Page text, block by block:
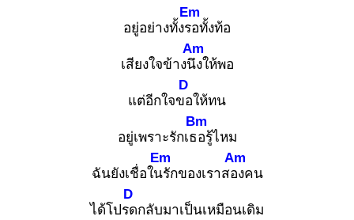
อยู่อย่างทั้งรอ
Em
ทั้งท้อ
เสียงใจข้างนึง
Am
ให้พอ
แต่อีกใจขอ
D
ให้ทน
อยู่เพราะรักเธอ
Bm
รู้ไหม
ฉันยังเชื่อในรั
Em
กของเราสอง
Am
คน
ได้โปรด
D
กลับมาเป็นเหมือนเดิม